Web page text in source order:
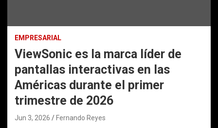
EMPRESARIAL
ViewSonic es la marca líder de
pantallas interactivas en las
Américas durante el primer
trimestre de 2026
Jun 3, 2026 Fernando Reyes